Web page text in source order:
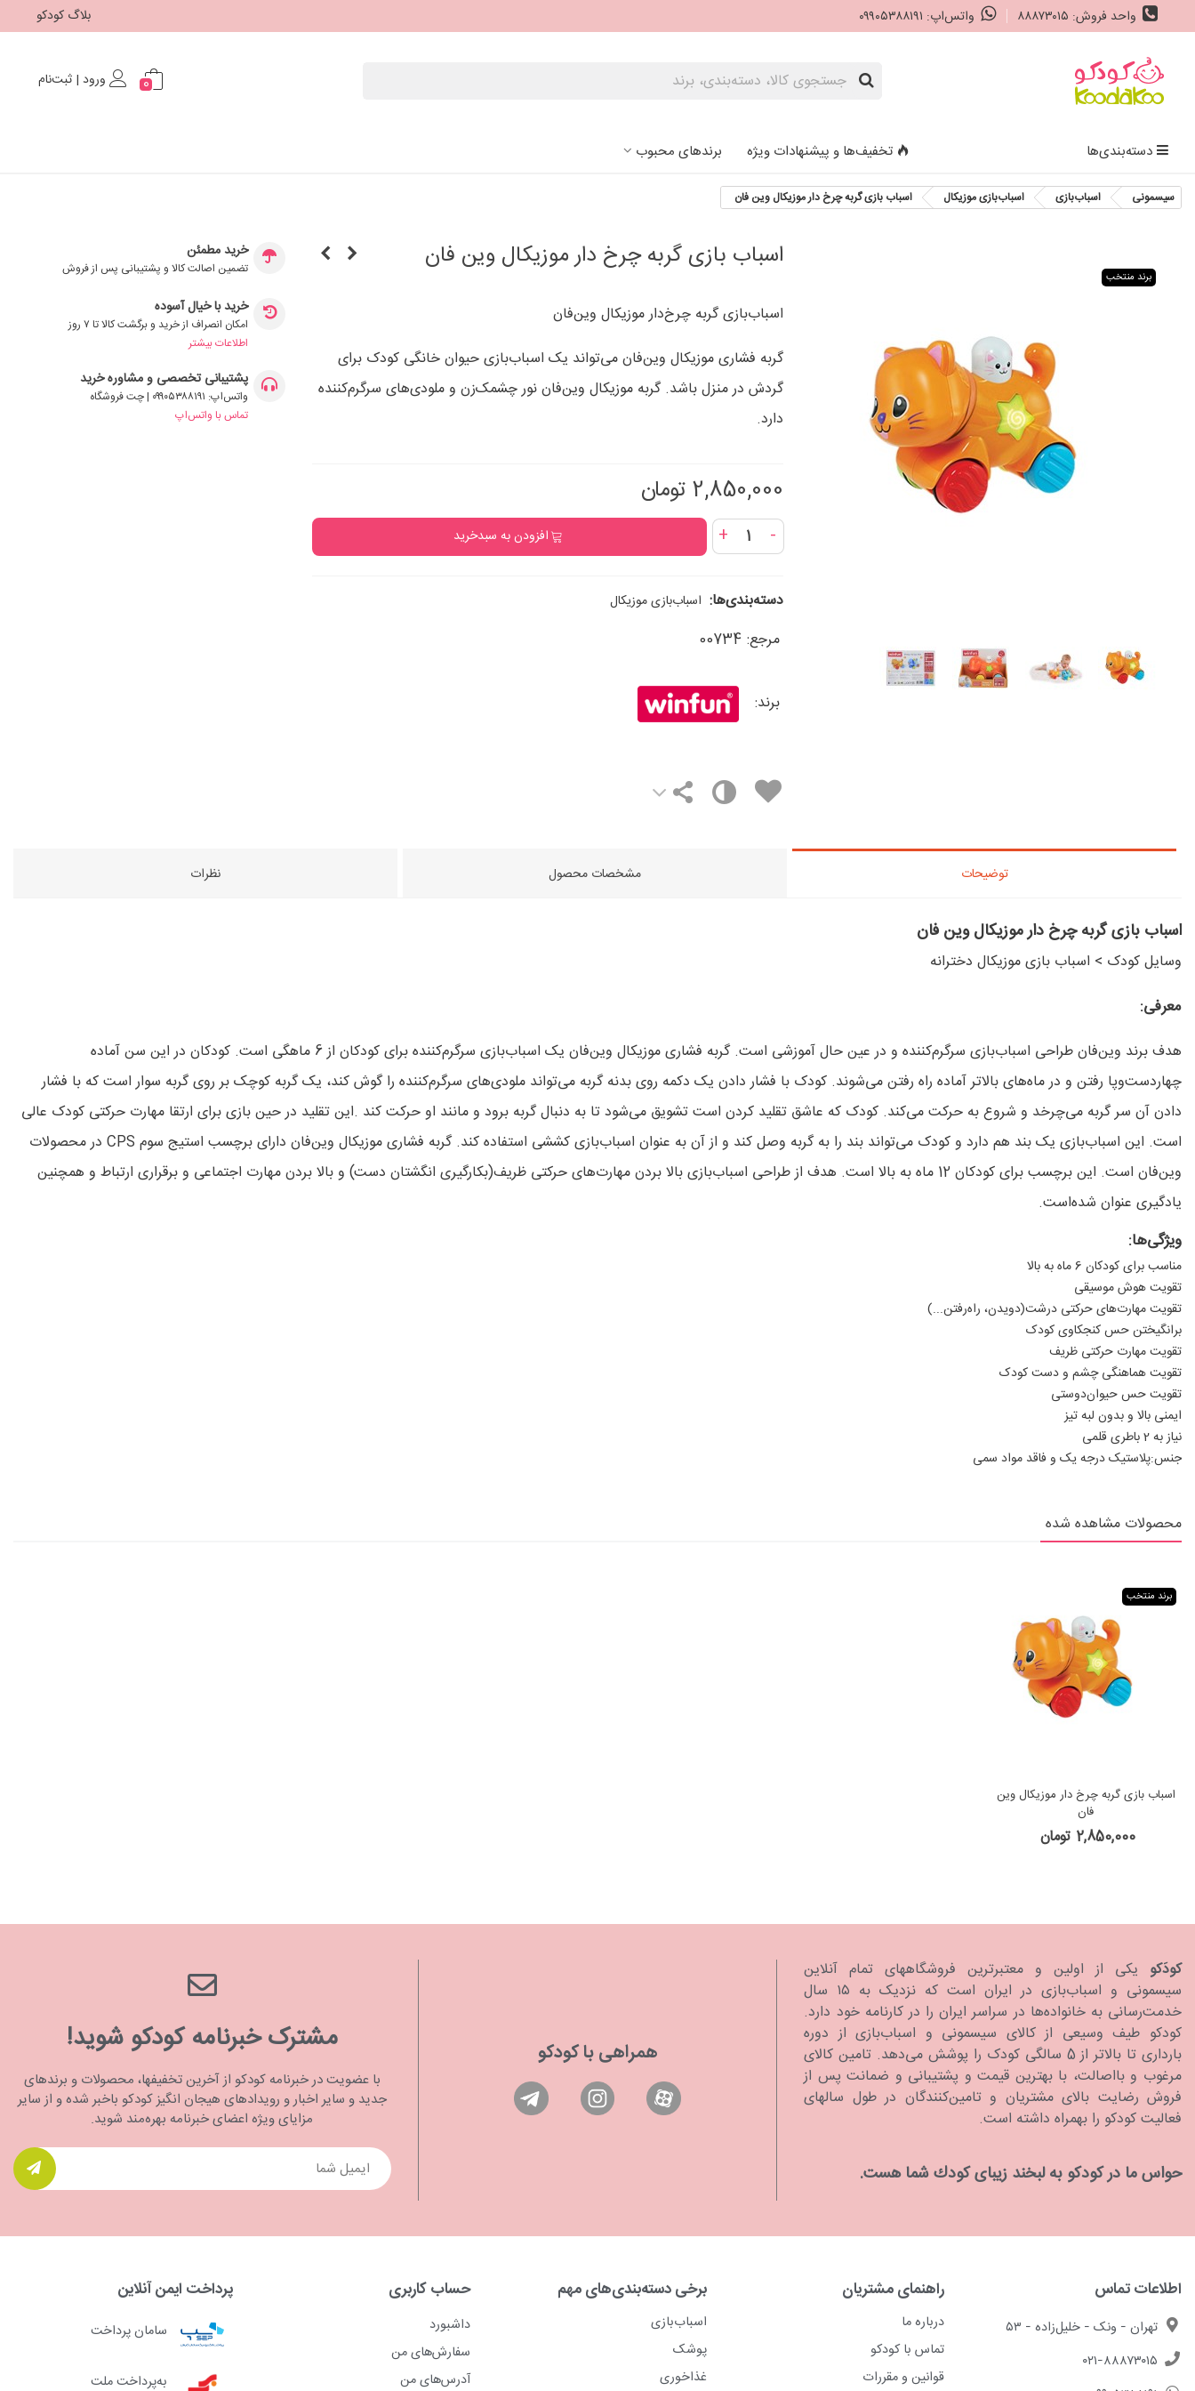
واحد فروش: ۸۸۸۷۳۰۱۵ واتس‌اپ: ۰۹۹۰۵۳۸۸۱۹۱ بلاگ کودکو
0 ورود | ثبت‌نام
دسته‌بندی‌ها تخفیف‌ها و پیشنهادات ویژه برندهای محبوب
سیسمونی اسباب‌بازی اسباب‌بازی موزیکال اسباب بازی گربه چرخ دار موزیکال وین فان
برند منتخب
اسباب بازی گربه چرخ دار موزیکال وین فان
اسباب‌بازی گربه چرخ‌دار موزیکال وین‌فان
گربه فشاری موزیکال وین‌فان می‌تواند یک اسباب‌بازی حیوان خانگی کودک برای
گردش در منزل باشد. گربه موزیکال وین‌فان نور چشمک‌زن و ملودی‌های سرگرم‌کننده
دارد.
2,850,000 تومان
-
+ افزودن به سبدخرید
دسته‌بندی‌ها: اسباب‌بازی موزیکال
مرجع: 00734
برند:
خرید مطمئن
تضمین اصالت کالا و پشتیبانی پس از فروش
خرید با خیال آسوده
امکان انصراف از خرید و برگشت کالا تا ۷ روز
اطلاعات بیشتر
پشتیبانی تخصصی و مشاوره خرید
واتس‌اپ: ۰۹۹۰۵۳۸۸۱۹۱ | چت فروشگاه
تماس با واتس‌اپ
توضیحات مشخصات محصول نظرات
اسباب بازی گربه چرخ دار موزیکال وین فان
وسایل کودک > اسباب بازی موزیکال دخترانه
معرفی:
هدف برند وین‌فان طراحی اسباب‌بازی سرگرم‌کننده و در عین حال آموزشی است. گربه فشاری موزیکال وین‌فان یک اسباب‌بازی سرگرم‌کننده برای کودکان از 6 ماهگی است. کودکان در این سن آماده
چهار‌دست‌و‌پا رفتن و در ماه‌های بالاتر آماده راه رفتن می‌شوند. کودک با فشار دادن یک دکمه روی بدنه گربه می‌تواند ملودی‌های سرگرم‌کننده را گوش کند، یک گربه کوچک بر روی گربه سوار است که با فشار
دادن آن سر گربه می‌چرخد و شروع به حرکت می‎‌کند. کودک که عاشق تقلید کردن است تشویق می‌شود تا به دنبال گربه برود و مانند او حرکت کند .این تقلید در حین بازی برای ارتقا مهارت حرکتی کودک عالی
است. این اسباب‌بازی یک بند هم دارد و کودک می‌تواند بند را به گربه وصل کند و از آن به عنوان اسباب‌بازی کششی استفاده کند. گربه فشاری موزیکال وین‌فان دارای برچسب استیج سوم CPS در محصولات
وین‌فان است. این برچسب برای کودکان 12 ماه به بالا است. هدف از طراحی اسباب‌بازی بالا بردن مهارت‌های حرکتی ظریف(بکارگیری انگشتان دست) و بالا بردن مهارت اجتماعی و برقراری ارتباط و همچنین
یادگیری عنوان شده‌است.
ویژگی‌ها:
مناسب برای کودکان 6 ماه به بالا
تقویت هوش موسیقی
تقویت مهارت‌های حرکتی درشت(دویدن، راه‌رفتن...)
برانگیختن حس کنجکاوی کودک
تقویت مهارت حرکتی ظریف
تقویت هماهنگی چشم و دست کودک
تقویت حس حیوان‌دوستی
ایمنی بالا و بدون لبه تیز
نیاز به 2 باطری قلمی
جنس:پلاستیک درجه یک و فاقد مواد سمی
محصولات مشاهده شده
برند منتخب
اسباب بازی گربه چرخ دار موزیکال وین
فان
2,850,000 تومان
کودَکو یکی از اولین و معتبرترین فروشگاههای تمام آنلاین
سیسمونی و اسباب‌بازی در ایران است که نزدیک به ۱۵ سال
خدمت‌رسانی به خانواده‌ها در سراسر ایران را در کارنامه خود دارد.
كودكو طیف وسیعی از کالای سیسمونی و اسباب‌بازی از دوره
بارداری تا بالاتر از 5 سالگی کودک را پوشش می‌دهد. تامین کالای
مرغوب و بااصالت، با بهترین قیمت و پشتیبانی و ضمانت پس از
فروش رضایت بالای مشتریان و تامین‌کنندگان در طول سالهای
فعالیت کودکو را بهمراه داشته است.
حواس ما در كودكو به لبخند زیبای كودك شما هست.
همراهی با کودکو مشترک خبرنامه کودکو شوید!
با عضویت در خبرنامه کودکو از آخرین تخفیفها، محصولات و برندهای
جدید و سایر اخبار و رویدادهای هیجان انگیز کودکو باخبر شده و از سایر
مزایای ویژه اعضای خبرنامه بهره‌مند شوید.
اطلاعات تماس
تهران - ونک - خلیل‌زاده - ۵۳
۰۲۱-۸۸۸۷۳۰۱۵
راهنمای مشتریان
درباره ما
تماس با کودکو
قوانین و مقررات
برخی دسته‌بندی‌های مهم
اسباب‌بازی
پوشک
غذاخوری
حساب کاربری
داشبورد
سفارش‌های من
آدرس‌های من
پرداخت ایمن آنلاین
سامان پرداخت
به‌پرداخت ملت